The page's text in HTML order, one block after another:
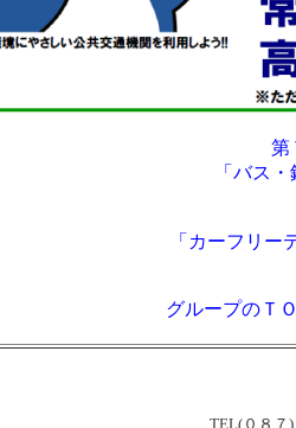
第
「バス
「カーフリー
グループのＴ
TEL(０８